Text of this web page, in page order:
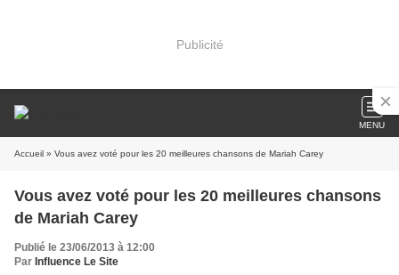
Publicité
MENU
Accueil » Vous avez voté pour les 20 meilleures chansons de Mariah Carey
Vous avez voté pour les 20 meilleures chansons
de Mariah Carey
Publié le 23/06/2013 à 12:00
Par Influence Le Site